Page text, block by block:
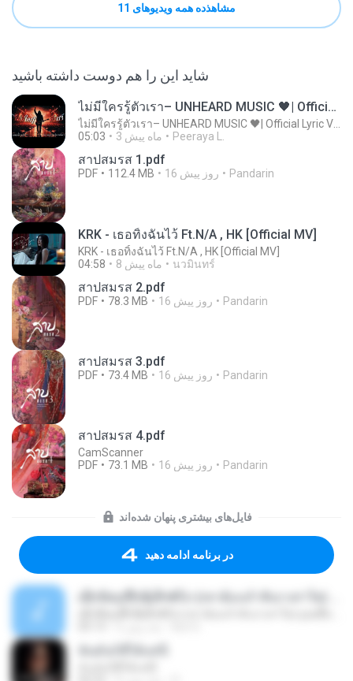
مشاهذده همه ویدیوهای 11
شاید این را هم دوست داشته باشید
ไม่มีใครรู้ตัวเรา– UNHEARD MUSIC 🖤| Official Lyric Video | เพลงสู้ชีวิต
05:03
3 ماه پیش Peeraya L.
สาปสมรส 1.pdf
PDF 112.4 MB 16 روز پیش Pandarin
KRK - เธอทิ้งฉันไว้ Ft.N/A , HK [Official MV]
KRK - เธอทิ้งฉันไว้ Ft.N/A , HK [Official MV]
04:58
8 ماه پیش นวมินทร์
สาปสมรส 2.pdf
PDF 78.3 MB 16 روز پیش Pandarin
สาปสมรส 3.pdf
PDF 73.4 MB 16 روز پیش Pandarin
สาปสมรส 4.pdf
CamScanner
PDF
73.1 MB 16 روز پیش Pandarin
فایل‌های بیشتری پنهان شده‌اند
در برنامه ادامه دهید